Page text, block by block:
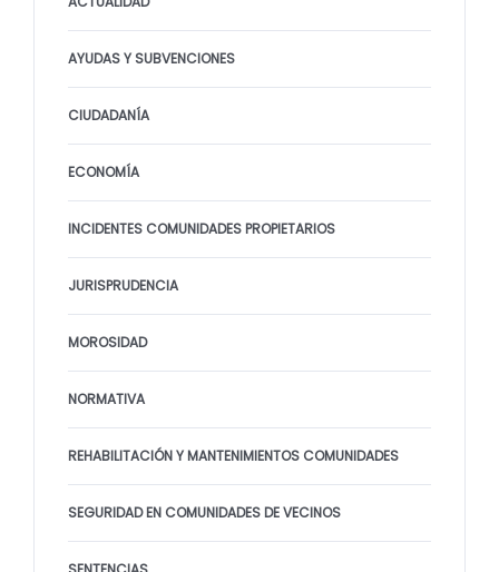
AYUDAS Y SUBVENCIONES
CIUDADANÍA
ECONOMÍA
INCIDENTES COMUNIDADES PROPIETARIOS
JURISPRUDENCIA
MOROSIDAD
NORMATIVA
REHABILITACIÓN Y MANTENIMIENTOS COMUNIDADES
SEGURIDAD EN COMUNIDADES DE VECINOS